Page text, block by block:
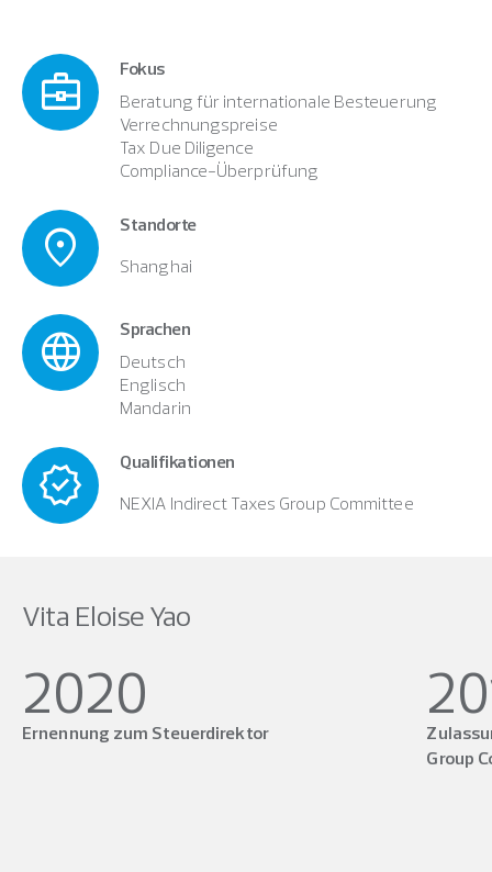
business_center
Fokus
Beratung für internationale Besteuerung
Verrechnungspreise
Tax Due Diligence
Compliance-Überprüfung
location_on
Standorte
Shanghai
language
Sprachen
Deutsch
Englisch
Mandarin
new_releases
Qualifikationen
NEXIA Indirect Taxes Group Committee
Vita Eloise Yao
2020
Ernennung zum Steuerdirektor
Group